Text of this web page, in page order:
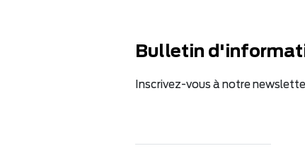
Bulletin
Inscrivez-vous à notre